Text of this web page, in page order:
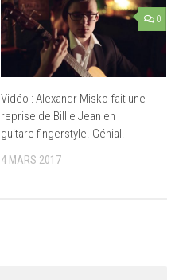
0
Vidéo : Alexandr Misko fait une
reprise de Billie Jean en
guitare fingerstyle. Génial!
4 MARS 2017